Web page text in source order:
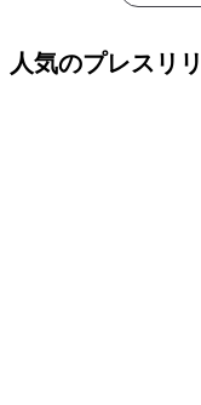
人気のプレスリ